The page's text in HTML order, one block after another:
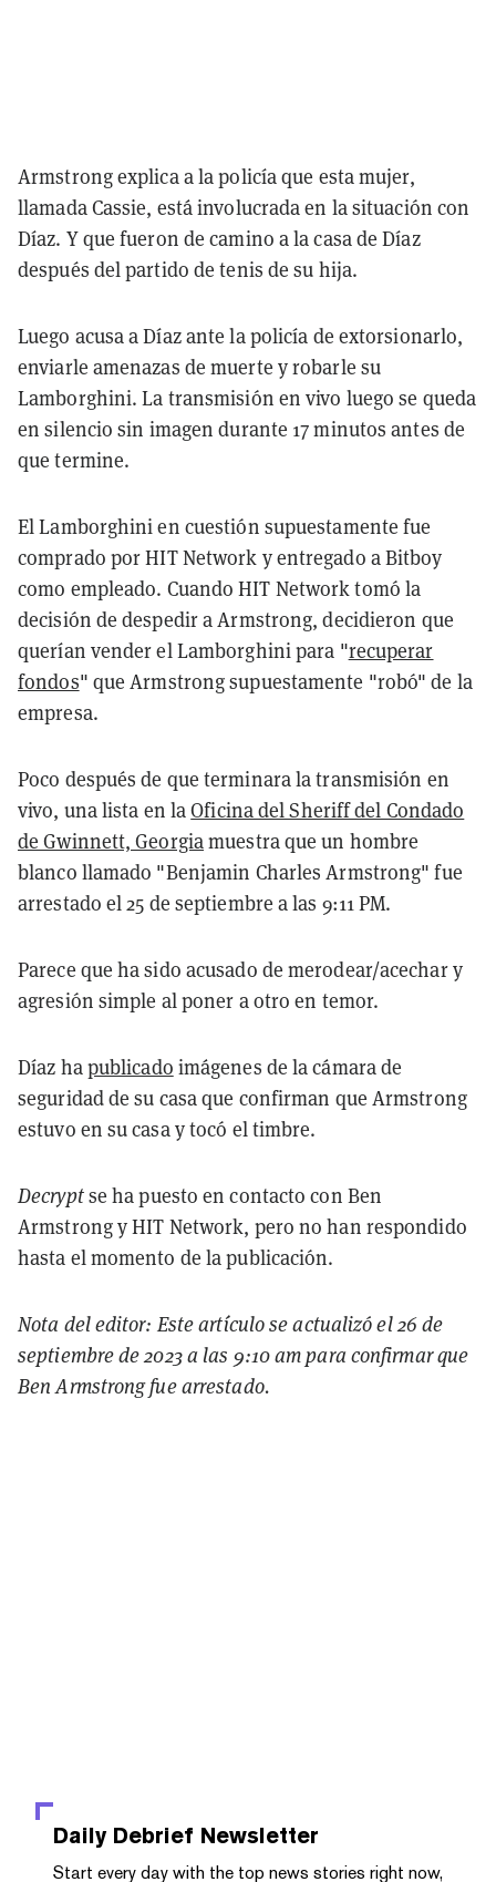
Armstrong explica a la policía que esta mujer,
llamada Cassie, está involucrada en la situación con
Díaz. Y que fueron de camino a la casa de Díaz
después del partido de tenis de su hija.
Luego acusa a Díaz ante la policía de extorsionarlo,
enviarle amenazas de muerte y robarle su
Lamborghini. La transmisión en vivo luego se queda
en silencio sin imagen durante 17 minutos antes de
que termine.
El Lamborghini en cuestión supuestamente fue
comprado por HIT Network y entregado a Bitboy
como empleado. Cuando HIT Network tomó la
decisión de despedir a Armstrong, decidieron que
querían vender el Lamborghini para "recuperar
fondos" que Armstrong supuestamente "robó" de la
empresa.
Poco después de que terminara la transmisión en
vivo, una lista en laOficina del Sheriff del Condado
de Gwinnett, Georgiamuestra que un hombre
blanco llamado "Benjamin Charles Armstrong" fue
arrestado el 25 de septiembre a las 9:11 PM.
Parece que ha sido acusado de merodear/acechar y
agresión simple al poner a otro en temor.
Díaz hapublicado imágenes de la cámara de
seguridad de su casa que confirman que Armstrong
estuvo en su casa y tocó el timbre.
Decryptse ha puesto en contacto con Ben
Armstrong y HIT Network, pero no han respondido
hasta el momento de la publicación.
Nota del editor: Este artículo se actualizó el 26 de
septiembre de 2023 a las 9:10 am para confirmar que
Ben Armstrong fue arrestado.
Daily Debrief Newsletter
Start every day with the top news stories right now,